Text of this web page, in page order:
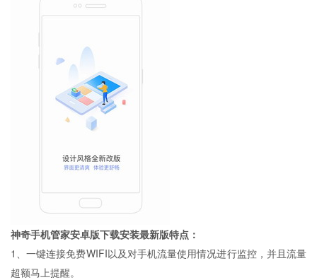
神奇手机管家安卓版下载安装最新版特点：
1、一键连接免费WIFI以及对手机流量使用情况进行监控，并且流量
超额马上提醒。